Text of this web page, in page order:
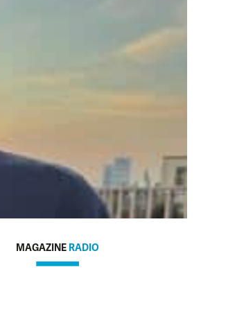
MAGAZINE RADIO